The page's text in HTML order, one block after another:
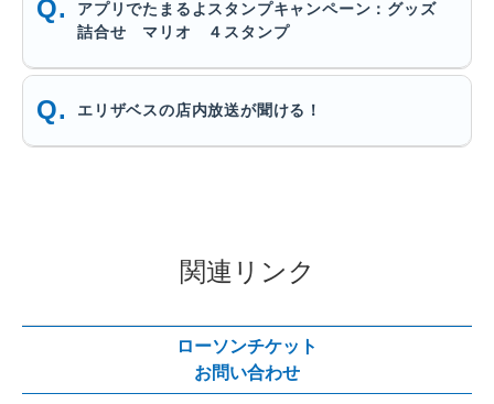
アプリでたまるよスタンプキャンペーン：グッズ
詰合せ マリオ ４スタンプ
エリザベスの店内放送が聞ける！
関連リンク
ローソンチケット
お問い合わせ